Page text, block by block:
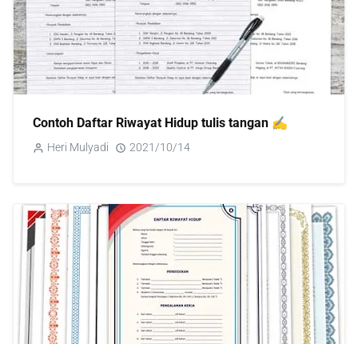
Contoh Daftar Riwayat Hidup tulis tangan ✍️
Heri Mulyadi 2021/10/14